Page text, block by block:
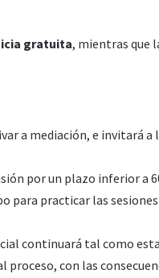
gratuita, mientras que
a mediación, e invitará a
por un plazo inferior a
para practicar las
continuará tal como
con las